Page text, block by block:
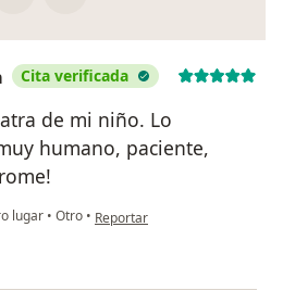
Cita verificada
de mi niño. Lo
humano, paciente,
lugar • Otro • en opinión del usuario Cuenta
Reportar